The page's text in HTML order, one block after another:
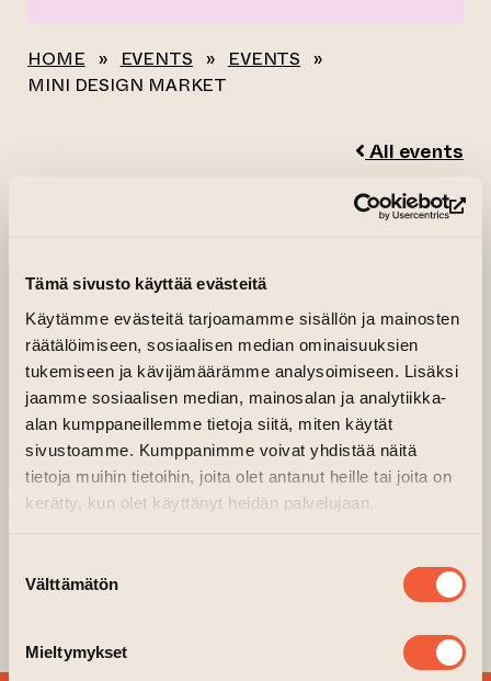
Tämä sivusto käyttää evästeitä
Käytämme evästeitä tarjoamamme sisällön ja mainosten
räätälöimiseen, sosiaalisen median ominaisuuksien
tukemiseen ja kävijämäärämme analysoimiseen. Lisäksi
jaamme sosiaalisen median, mainosalan ja analytiikka-
alan kumppaneillemme tietoja siitä, miten käytät
sivustoamme. Kumppanimme voivat yhdistää näitä
tietoja muihin tietoihin, joita olet antanut heille tai joita on
kerätty, kun olet käyttänyt heidän palvelujaan.
valinta
Välttämätön
Mieltymykset
HOME » EVENTS » EVENTS »
MINI DESIGN MARKET
All events
MARKET
05.12.2025–06.12.2025 kl. 12.00—19.00
Haara-konttori, 1.kerros, Konttori